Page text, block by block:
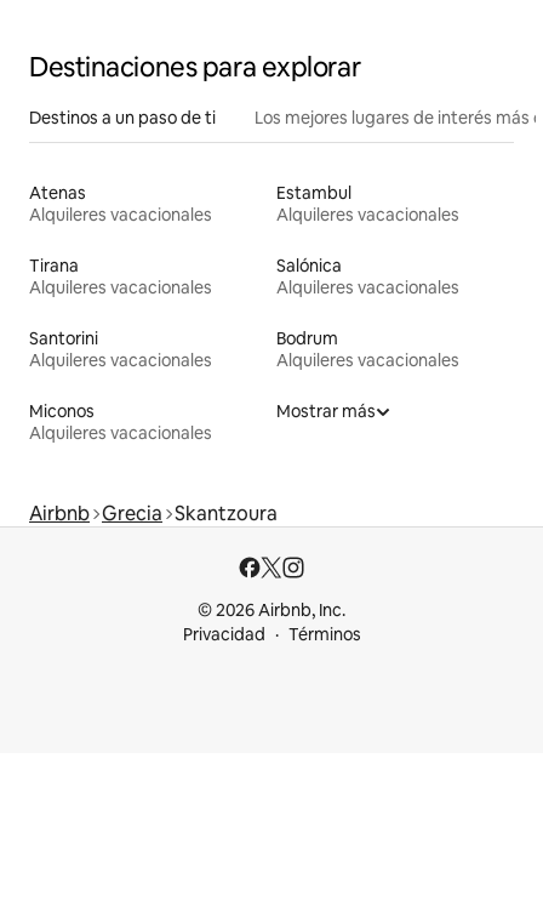
Destinaciones para explorar
Destinos a un paso de ti Los mejores lugares de interés más
Atenas
Alquileres vacacionales
Estambul
Alquileres vacacionales
Tirana
Alquileres vacacionales
Salónica
Alquileres vacacionales
Santorini
Alquileres vacacionales
Bodrum
Alquileres vacacionales
Miconos
Alquileres vacacionales
Mostrar más
Airbnb Grecia Skantzoura
© 2026 Airbnb, Inc.
Privacidad
Términos